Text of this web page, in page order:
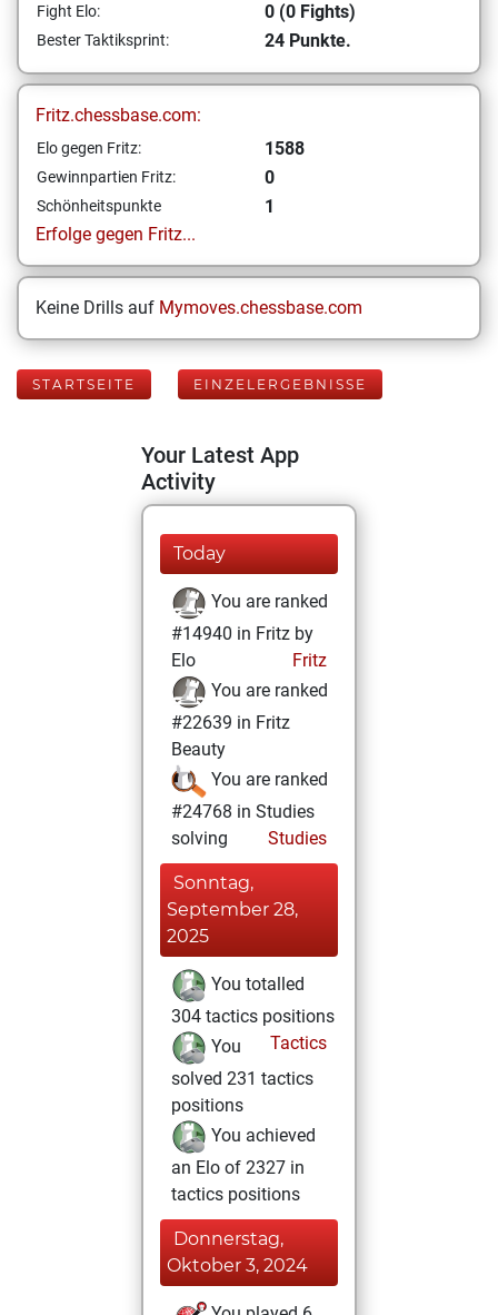
Fight Elo: 0 (0 Fights)
Bester Taktiksprint: 24 Punkte.
Fritz.chessbase.com:
Elo gegen Fritz: 1588
Gewinnpartien Fritz: 0
Schönheitspunkte
1
Erfolge gegen Fritz...
Keine Drills auf Mymoves.chessbase.com
STARTSEITE EINZELERGEBNISSE
Your Latest App
Activity
Today
You are ranked
#14940 in Fritz by
Elo
Fritz
You are ranked
#22639 in Fritz
Beauty
You are ranked
#24768 in Studies
solving
Studies
Sonntag,
September 28,
2025
You totalled
304 tactics positions
Tactics
You
solved 231 tactics
positions
You achieved
an Elo of 2327 in
tactics positions
Donnerstag,
Oktober 3, 2024